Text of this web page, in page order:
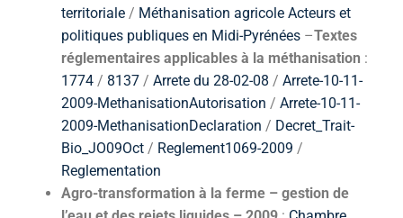
territoriale/ Méthanisation agricole Acteurs et
politiques publiques en Midi-Pyrénées–Textes
réglementaires applicables à la méthanisation :
1774/ 8137/ Arrete du 28-02-08 / Arrete-10-11-
2009-MethanisationAutorisation / Arrete-10-11-
2009-MethanisationDeclaration / Decret_Trait-
Bio_JO09Oct/ Reglement1069-2009 /
Reglementation
Agro-transformation à la ferme – gestion de